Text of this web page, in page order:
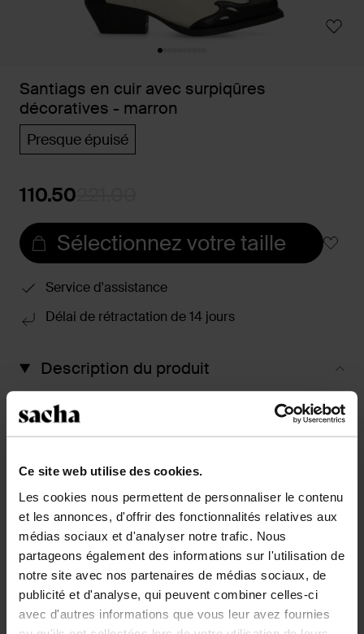
Ce site web utilise des cookies.
Les cookies nous permettent de personnaliser le contenu
et les annonces, d'offrir des fonctionnalités relatives aux
médias sociaux et d'analyser notre trafic. Nous
partageons également des informations sur l'utilisation de
notre site avec nos partenaires de médias sociaux, de
publicité et d'analyse, qui peuvent combiner celles-ci
avec d'autres informations que vous leur avez fournies
Santiags en cuir avec surpiqûres
décoratives - marron
Presque épuisé
110.50
Sélectionnez votre taille
Service d'assistance
Délai de rétractation de 14 jours
Description du produit
surpiqûres décoratives avec imprimé animal, des
détails blancs et noirs et un bout pointu. Les bottes ont
tige de 27 cm et une circonférence de 34 cm,
mesurées sur une pointure 37. Les santiags sont
entièrement en cuir.
Détails du produit
Livraison & retour